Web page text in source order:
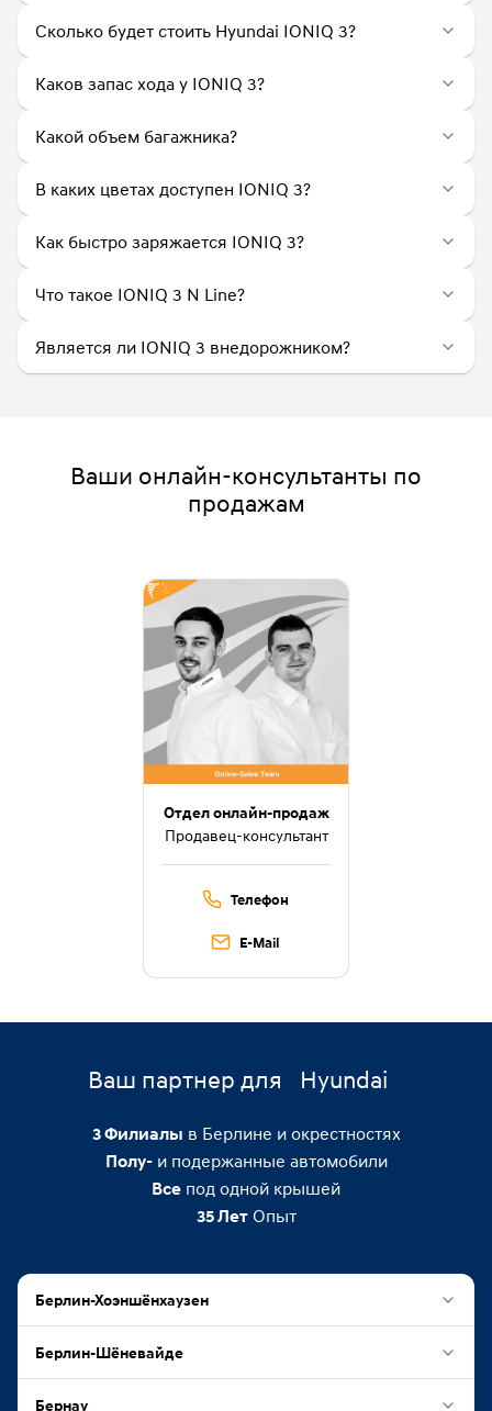
Сколько будет стоить Hyundai IONIQ 3?
Каков запас хода у IONIQ 3?
Какой объем багажника?
В каких цветах доступен IONIQ 3?
Как быстро заряжается IONIQ 3?
Что такое IONIQ 3 N Line?
Является ли IONIQ 3 внедорожником?
Ваши онлайн-консультанты по
продажам
Отдел онлайн-продаж
Продавец-консультант
Телефон
E-Mail
Ваш партнер для Hyundai
3Филиалы в Берлине и окрестностях
Полу- и подержанные автомобили
Все под одной крышей
35Лет Опыт
Берлин-Хоэншёнхаузен
Берлин-Шёневайде
Бернау